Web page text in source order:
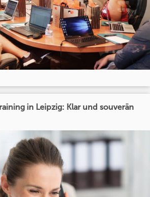
in Leipzig: Klar und souverän